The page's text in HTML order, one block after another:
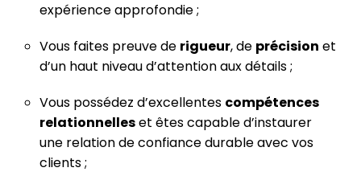
expérience approfondie ;
Vous faites preuve de rigueur, de précision et
d’un haut niveau d’attention aux détails ;
Vous possédez d’excellentes compétences
relationnelleset êtes capable d’instaurer
une relation de confiance durable avec vos
clients ;